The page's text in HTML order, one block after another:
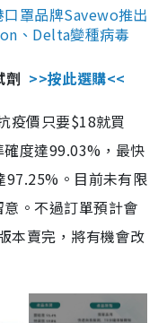
罩品牌Savewo推出
、Delta變種病毒
劑 >>按此選購<<
疫價只要$18就買
度達99.03%，最快
97.25%。目前未有限
。不過訂單預計會
本賣完，將有機會改